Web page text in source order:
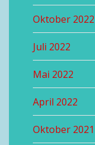
Oktober 2022
Juli 2022
Mai 2022
April 2022
Oktober 2021